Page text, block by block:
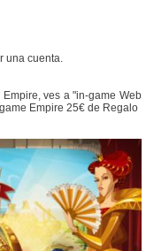
una cuenta.
ves a "in-game Web
Empire 25€ de Regalo